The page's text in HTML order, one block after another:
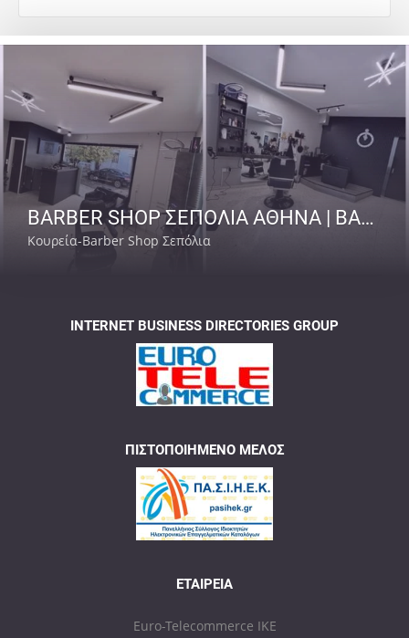
BARBER SHOP ΣΕΠΟΛΙΑ ΑΘΗΝΑ | BARBER SENPAI
Κουρεία-Barber Shop Σεπόλια
INTERNET BUSINESS DIRECTORIES GROUP
ΠΙΣΤΟΠΟΙΗΜΈΝΟ ΜΈΛΟΣ
ΕΤΑΙΡΕΊΑ
Euro-Telecommerce IKE